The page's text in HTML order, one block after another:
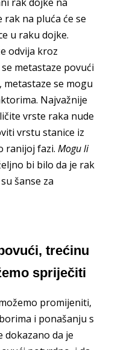
rak na pluća će se
u raku dojke.
odvija kroz
metastaze povući
metastaze se mogu
Najvažnije
vrste raka nude
vrstu stanice iz
ranijoj fazi. Mogu li
bi bilo da je rak
šanse za
trećinu
spriječiti
promijeniti,
i ponašanju s
dokazano da je